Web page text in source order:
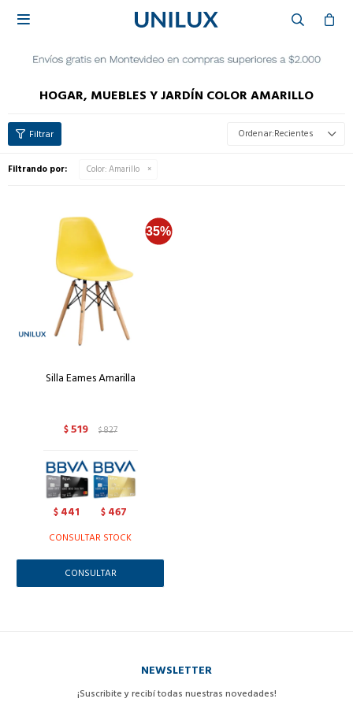

HOGAR, MUEBLES Y JARDÍN COLOR AMARILLO
Recientes
Filtrando por: Color:Amarillo
Silla Eames Amarilla
$519 $827
$ 441 $ 467
CONSULTAR STOCK
CONSULTAR
NEWSLETTER
¡Suscribite y recibí todas nuestras novedades!